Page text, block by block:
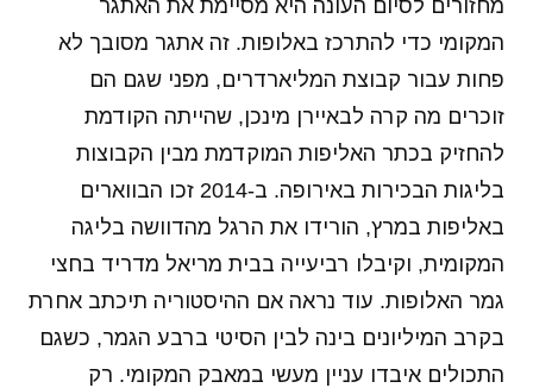
מחזורים לסיום העונה היא מסיימת את האתגר
המקומי כדי להתרכז באלופות. זה אתגר מסובך לא
פחות עבור קבוצת המליארדרים, מפני שגם הם
זוכרים מה קרה לבאיירן מינכן, שהייתה הקודמת
להחזיק בכתר האליפות המוקדמת מבין הקבוצות
בליגות הבכירות באירופה. ב-2014 זכו הבווארים
באליפות במרץ, הורידו את הרגל מהדוושה בליגה
המקומית, וקיבלו רביעייה בבית מריאל מדריד בחצי
גמר האלופות. עוד נראה אם ההיסטוריה תיכתב אחרת
בקרב המיליונים בינה לבין הסיטי ברבע הגמר, כשגם
התכולים איבדו עניין מעשי במאבק המקומי. רק